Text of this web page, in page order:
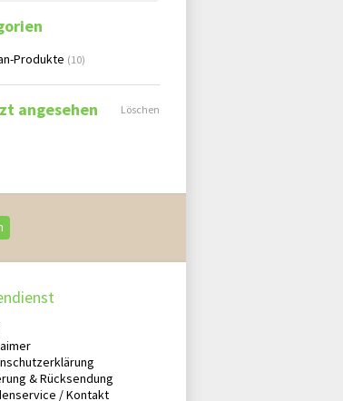
Produkte (10)
angesehen Löschen
& Rücksendung
/ Kontakt